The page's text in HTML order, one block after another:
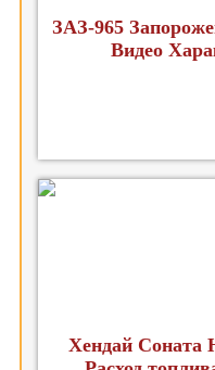
ЗАЗ-965
Видео
Хендай Соната